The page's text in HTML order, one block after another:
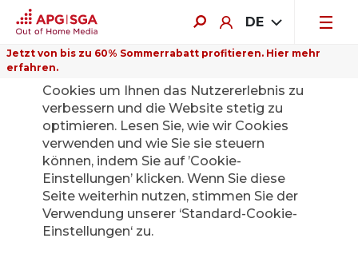
DE
Jetzt von bis zu 60% Sommerrabatt profitieren. Hier mehr
erfahren.
Zurück
Die APG|SGA
Medienstelle für
Auf dieser Website verwenden wir
Cookies um Ihnen das Nutzererlebnis zu
verbessern und die Website stetig zu
optimieren. Lesen Sie, wie wir Cookies
verwenden und wie Sie sie steuern
können, indem Sie auf ’Cookie-
Einstellungen’ klicken. Wenn Sie diese
Seite weiterhin nutzen, stimmen Sie der
Verwendung unserer ‘Standard-Cookie-
Einstellungen‘ zu.